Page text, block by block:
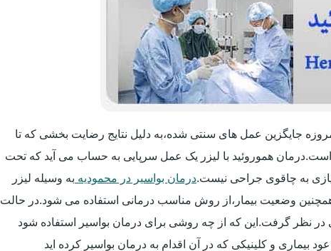
جایگزین عمل های سنتی شده،به دلیل نتایج رضایت بخشی که تا
است.درمان هموروئید با لیزر یک عمل سرپایی به حساب می آید که تحت
به چاقوی جراحی نیست.درمان بواسیر در محمودیه به وسیله لیزر
همچنین وضعیت بیمار،از روش مناسب درمانی استفاده می شود.در حالت
در نظر گرفت.این که از چه روشی برای درمان بواسیر استفاده شود
و کلینیکی که در آن اقدام به درمان بواسیر کرده اید